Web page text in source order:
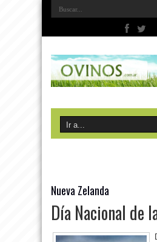
Nueva Zelanda
Día Nacional de